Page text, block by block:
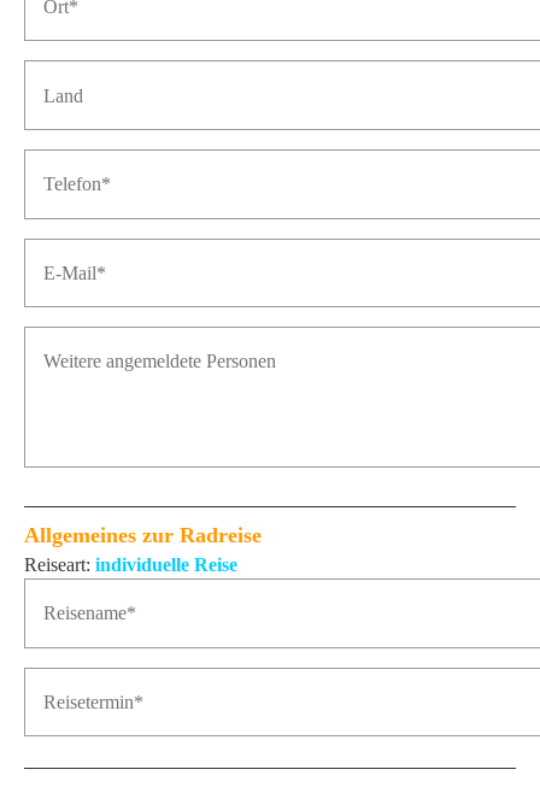
Allgemeines zur Radreise
Reiseart: individuelle Reise